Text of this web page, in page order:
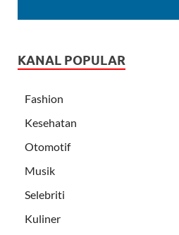
KANAL POPULAR
Fashion
Kesehatan
Otomotif
Musik
Selebriti
Kuliner